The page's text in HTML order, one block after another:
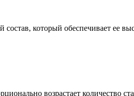
который обеспечивает ее
возрастает количество